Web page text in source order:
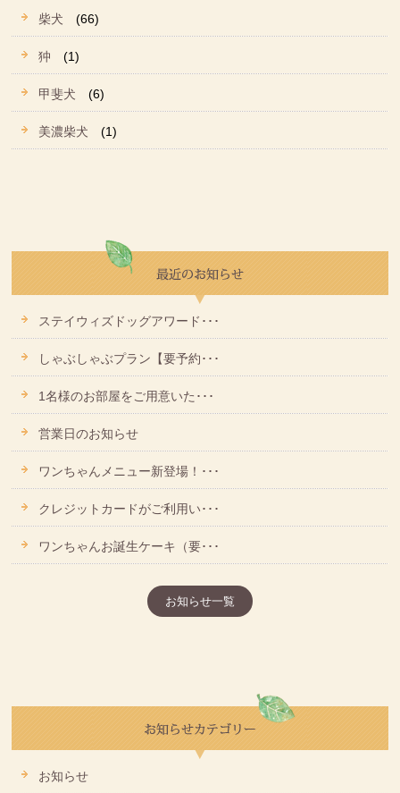
柴犬 (66)
狆 (1)
甲斐犬 (6)
美濃柴犬 (1)
ステイウィズドッグアワード･･･
しゃぶしゃぶプラン【要予約･･･
1名様のお部屋をご用意いた･･･
営業日のお知らせ
ワンちゃんメニュー新登場！･･･
クレジットカードがご利用い･･･
ワンちゃんお誕生ケーキ（要･･･
お知らせ一覧
お知らせ